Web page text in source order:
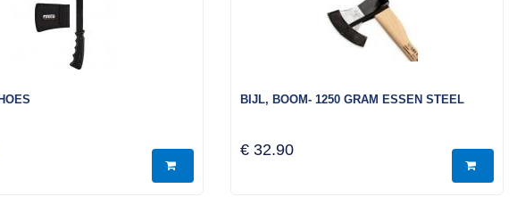
BIJL, BOOM- 1250 GRAM ESSEN STEEL
€ 32.90